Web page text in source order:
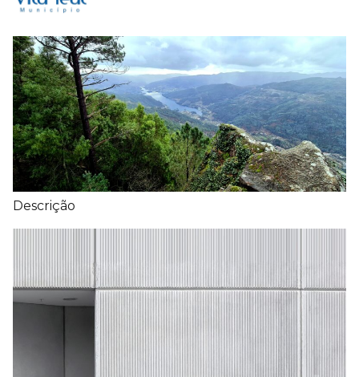
Descrição